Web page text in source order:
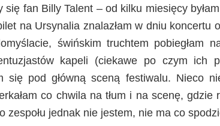
się fan Billy Talent – od kilku miesięcy
na Ursynalia znalazłam w dniu koncertu
świńskim truchtem pobiegłam
kapeli (ciekawe po czym ich
się pod główną sceną festiwalu. Nieco
co chwila na tłum i na scenę, gdzie
zespołu jednak nie jestem, nie ma co